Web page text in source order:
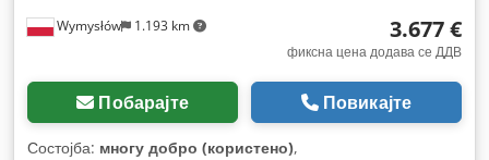
Wymysłów 1.193 km 3.677 €
фиксна цена додава се ДДВ
Побарајте Повикајте
Состојба: многу добро (користено),